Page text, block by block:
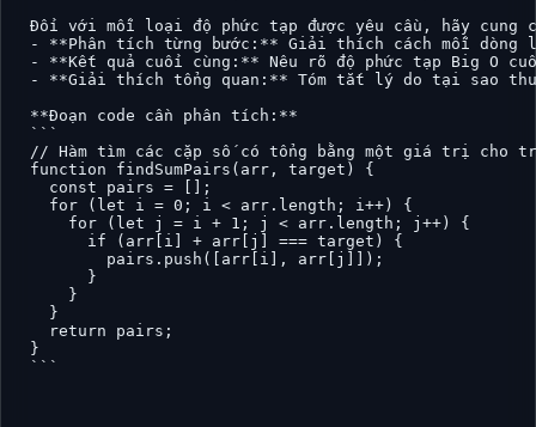
Đối với mỗi loại độ phức tạp được yêu cầu, hãy cung
- **Phân tích từng bước:** Giải thích cách mỗi dòng
- **Kết quả cuối cùng:** Nêu rõ độ phức tạp Big O
- **Giải thích tổng quan:** Tóm tắt lý do tại sao
**Đoạn code cần phân tích:**
```
// Hàm tìm các cặp số có tổng bằng một giá trị cho
function findSumPairs(arr, target) {
  const pairs = [];
  for (let i = 0; i < arr.length; i++) {
    for (let j = i + 1; j < arr.length; j++) {
      if (arr[i] + arr[j] === target) {
        pairs.push([arr[i], arr[j]]);
      }
    }
  }
  return pairs;
}
```